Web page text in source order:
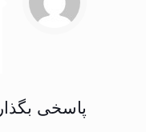
پاسخی